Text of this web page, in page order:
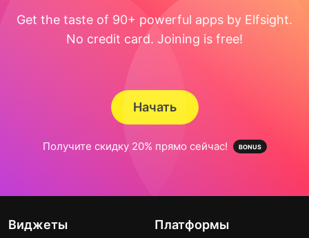
Get the taste of 90+ powerful apps by Elfsight.
No credit card. Joining is free!
Начать
Получите скидку 20% прямо сейчас!
Виджеты Платформы